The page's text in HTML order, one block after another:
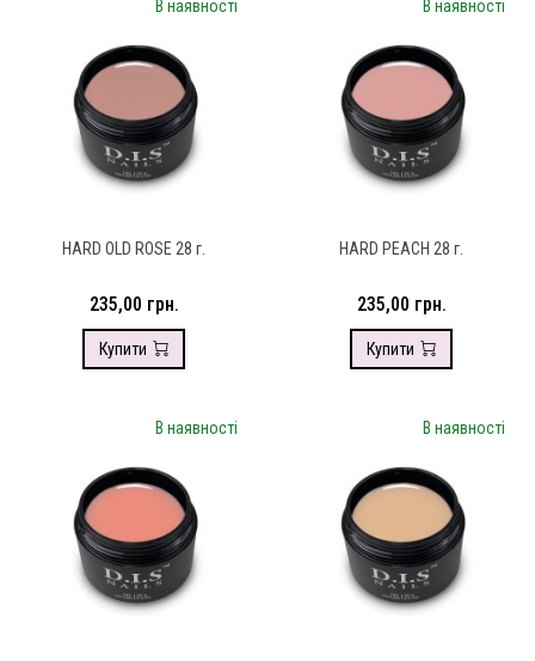
В наявності
HARD OLD ROSE 28 г.
235,00 грн.
Купити
В наявності
HARD PEACH 28 г.
235,00 грн.
Купити
В наявності В наявності